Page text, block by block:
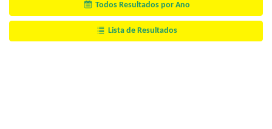
Todos Resultados por Ano
Lista de Resultados